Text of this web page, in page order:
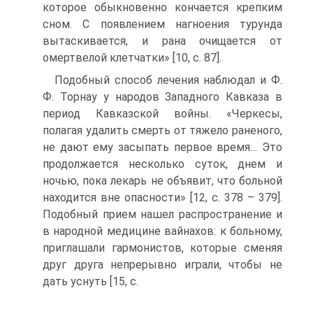
которое обыкновенно кончается крепким
сном. С появлением нагноения турунда
вытаскивается, и рана очищается от
омертвелой клетчатки» [10, c. 87].
Подобный способ лечения наблюдал и Ф.
Ф. Торнау у народов Западного Кавказа в
период Кавказской войны. «Черкесы,
полагая удалить смерть от тяжело раненого,
не дают ему засыпать первое время… Это
продолжается несколько суток, днем и
ночью, пока лекарь не объявит, что больной
находится вне опасности» [12, c. 378 – 379].
Подобный прием нашел распространение и
в народной медицине вайнахов: к больному,
приглашали гармонистов, которые сменяя
друг друга непрерывно играли, чтобы не
дать уснуть [15, c.